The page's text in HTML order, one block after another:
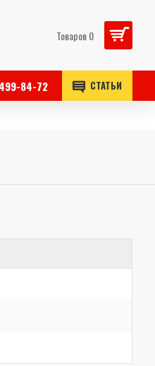
Товаров 0
84-72 СТАТЬИ